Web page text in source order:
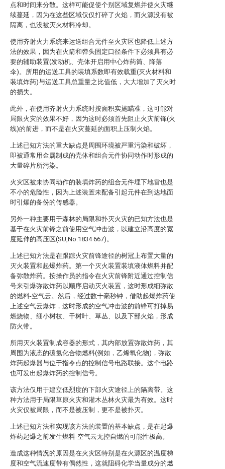
点和时间来分散。这样可能促使个别区域复燃并使火灾继
续蔓延，因为在这些区域仅仅打碎了火焰，而火源没有被
隔离，也没被灭火材料冷却。
使用齐射火力系统来运送组合元件至火灾区也降低上述方
法的效果，因为在火箭和弹头固定口径条件下必须具有必
要的辅助装置(发动机、壳体开启用中心炸药筒、降落
伞)。所用的运送工具的装填系数即有效载重(灭火材料和
装填炸药)与运送工具总重量之比值低，大大增加了灭火时
的损失。
此外，在使用齐射火力系统时按面积实施瞄准，这可能对
局限火灾的效果不好，因为这时必须首先阻止火灾前锋(火
线)的前进，而不是在火灾蔓延的面积上压制火焰。
上述已知方法的重大缺点是周围环境被严重污染和破坏，
即被通常用金属制成的壳体和组合元件协同动作时形成的
大量碎片所污染。
火灾区被未协同动作的装填炸药的组合元件埋下地雷也是
不小的危险性，因为上述装置未配备引起元件在到达地面
时引爆的备份的传感器。
另外一种主要用于森林的局限和扑灭火灾的已知方法也是
基于在火灾前锋之前使用空气冲击波，以建立沿高度的宽
度延伸的高压区(SU,No.1834 667)。
上述已知方法是在跟踪火灾前锋途径的树冠上布置大量的
灭火装置和起爆炸药。第一个灭火装置装填液体燃料并配
备弥散炸药。按操作员的指令在火灾前锋附近通过控制信
号来引爆弥散炸药以顺序启动灭火装置，这时形成细弥散
的燃料-空气云。然后，经过数十毫秒钟，借助起爆炸药使
上述空气云爆炸，这时形成的空气冲击波的前锋可打掉易
燃烧物、细小树枝、干树叶、草丛、以及下部火焰，形成
防火带。
所用灭火装置制成容器的形式，其内部放置弥散炸药，其
周围为液态的碳氢化合物燃料(例如，乙烯氧化物)，弥散
炸药起爆器与位于指令点的控制信号电路联接。这个电路
也可发出起爆炸药的控制信号。
该方法仅用于建立低烈度的下部火灾途径上的隔离带。这
种方法用于局限草原火灾和灌木丛林火灾最为有效。这时
火灾仅被局限，而不是被压制，更不是被扑灭。
上述已知方法和实现该方法的装置的基本缺点，是在起爆
炸药起爆之前发生燃料-空气云无控自燃的可能性极高。
造成这种情况的原因是在火灾区特别是在火源区的温度梯
度和空气流速度带有偶然性，这就阻碍化学当量成分的燃